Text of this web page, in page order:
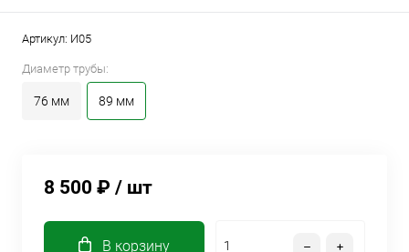
Артикул: И05
Диаметр трубы:
76 мм 89 мм
8 500 ₽ / шт
В корзину